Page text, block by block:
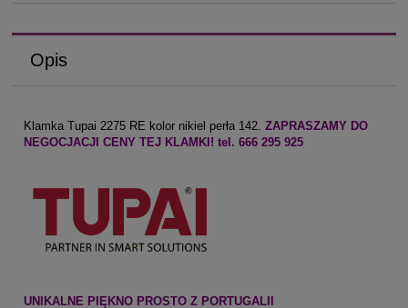
Opis
Klamka Tupai 2275 RE kolor nikiel perła 142. ZAPRASZAMY DO
NEGOCJACJI CENY TEJ KLAMKI! tel. 666 295 925
UNIKALNE PIĘKNO PROSTO Z PORTUGALII